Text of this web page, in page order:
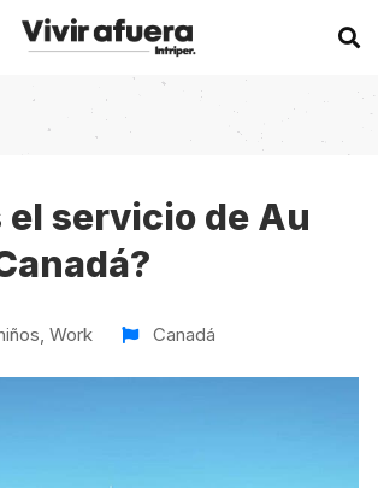
de viajeros
en el extranjero
el servicio de Au
, Work Canadá